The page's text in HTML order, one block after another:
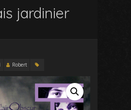
jardinier
Robert